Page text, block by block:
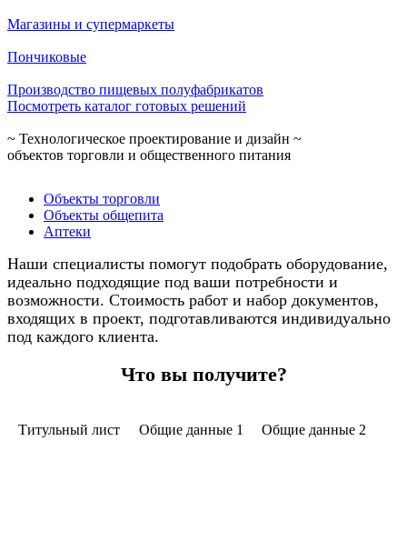
Магазины и супермаркеты
Пончиковые
Производство пищевых полуфабрикатов
Посмотреть каталог готовых решений
~ Технологическое проектирование и дизайн ~
объектов торговли и общественного питания
Объекты торговли
Объекты общепита
Аптеки
Наши специалисты помогут подобрать оборудование,
идеально подходящие под ваши потребности и
возможности. Стоимость работ и набор документов,
входящих в проект, подготавливаются индивидуально
под каждого клиента.
Что вы получите?
Титульный лист Общие данные 1 Общие данные 2